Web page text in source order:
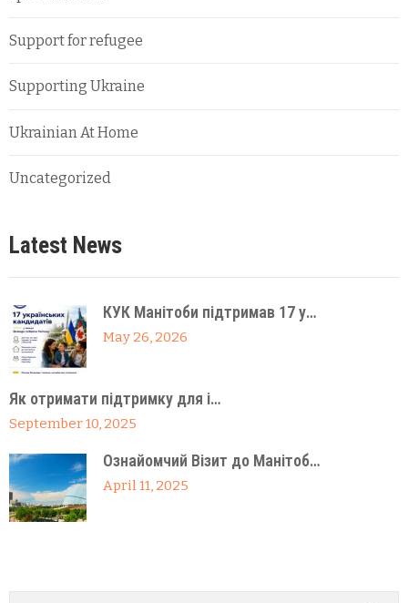
Support for refugee
Supporting Ukraine
Ukrainian At Home
Uncategorized
Latest News
КУК Манітоби підтримав 17 у…
May 26, 2026
Як отримати підтримку для і…
September 10, 2025
Ознайомчий Візит до Манітоб…
April 11, 2025